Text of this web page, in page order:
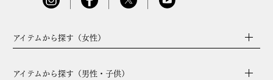
アイテムから探す（女性）
アイテムから探す（男性・子供）